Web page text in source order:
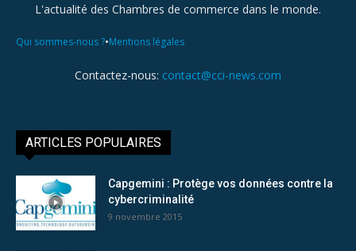
L'actualité des Chambres de commerce dans le monde.
Qui sommes-nous ?•Mentions légales
Contactez-nous: contact@cci-news.com
ARTICLES POPULAIRES
Capgemini : Protège vos données contre la
cybercriminalité
9 novembre 2015